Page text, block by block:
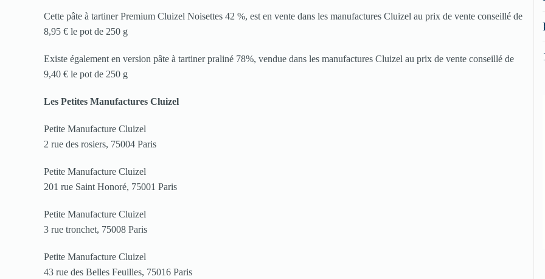
Cette pâte à tartiner Premium Cluizel Noisettes 42 %, est en vente dans les manufactures Cluizel au prix de vente conseillé de
8,95 € le pot de 250 g
Existe également en version pâte à tartiner praliné 78%, vendue dans les manufactures Cluizel au prix de vente conseillé de
9,40 € le pot de 250 g
Les Petites Manufactures Cluizel
Petite Manufacture Cluizel
2 rue des rosiers, 75004 Paris
Petite Manufacture Cluizel
201 rue Saint Honoré, 75001 Paris
Petite Manufacture Cluizel
3 rue tronchet, 75008 Paris
Petite Manufacture Cluizel
43 rue des Belles Feuilles, 75016 Paris